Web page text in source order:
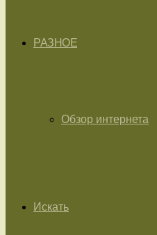
РАЗНОЕ
Обзор интернета
Искать